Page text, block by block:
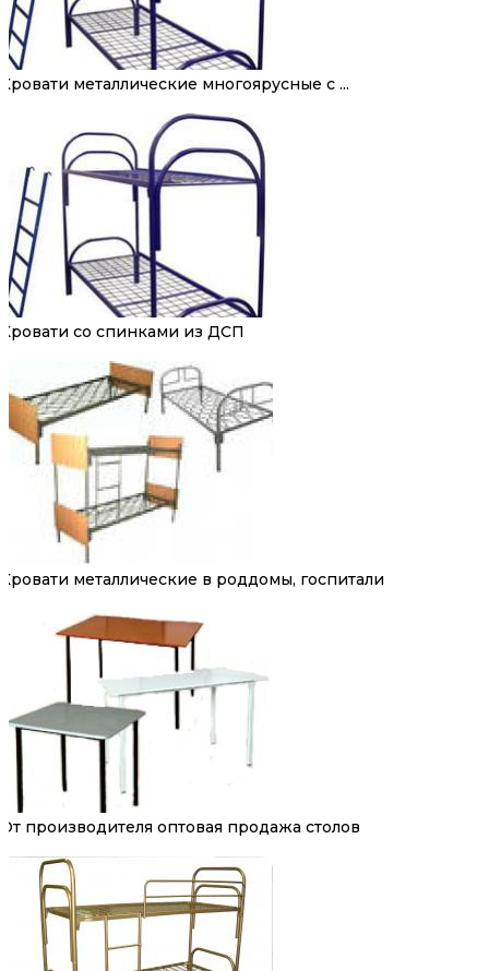
Кровати металлические многоярусные с ...
Кровати со спинками из ДСП
Кровати металлические в роддомы, госпитали
От производителя оптовая продажа столов